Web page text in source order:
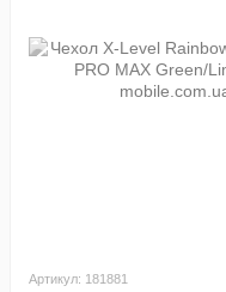
Артикул: 181881